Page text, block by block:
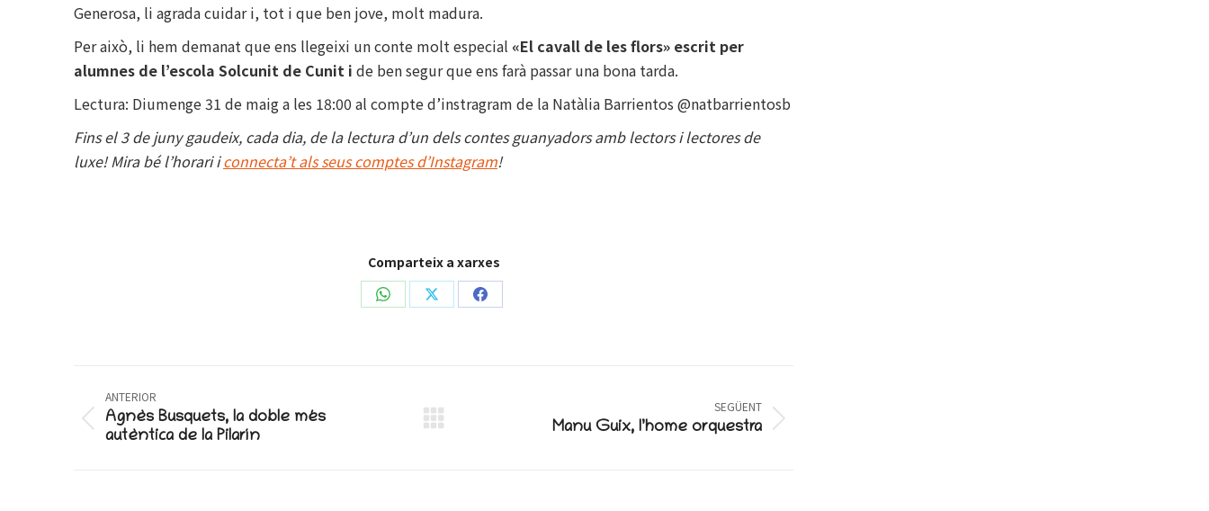
Generosa, li agrada cuidar i, tot i que ben jove, molt madura.
Per això, li hem demanat que ens llegeixi un conte molt especial «El cavall de les flors» escrit per
alumnes de l’escola Solcunit de Cunit i de ben segur que ens farà passar una bona tarda.
Lectura: Diumenge 31 de maig a les 18:00 al compte d’instragram de la Natàlia Barrientos @natbarrientosb
Fins el 3 de juny gaudeix, cada dia, de la lectura d’un dels contes guanyadors amb lectors i lectores de
luxe! Mira bé l’horari iconnecta’t als seus comptes d’Instagram!
Comparteix a xarxes
Share Share Share
navigation
ANTERIOR
Previous
Agnès Busquets, la doble més
autèntica de la Pilarín
SEGÜENT
Manu Guix, l’home orquestra